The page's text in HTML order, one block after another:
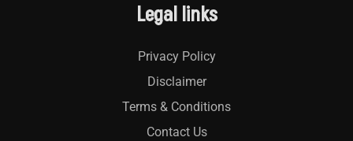
Legal links
Privacy Policy
Disclaimer
Terms & Conditions
Contact Us